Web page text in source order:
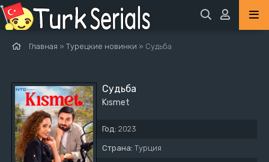
Главная » Турецкие новинки » Судьба
Судьба
Kısmet
Год: 2023
Страна: Турция